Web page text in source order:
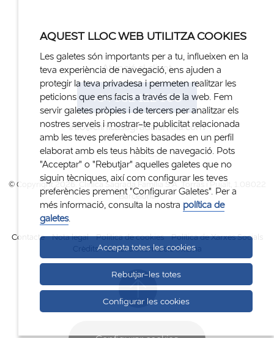
Atenció al client
+34 932 122 300
info@clinicasagradafamilia.com
© Copyright 2026. Clinica Sagrada Família S.A. Torras i Pujalt, 1.08022
Barcelona
Contacte Nota legal Politica de cookies
Política de Xarxes Socials
Crèdits
Canal d'informació interna
AQUEST LLOC WEB UTILITZA COOKIES
Les galetes són importants per a tu, influeixen en la
teva experiència de navegació, ens ajuden a
protegir la teva privadesa i permeten realitzar les
peticions que ens facis a través de la web. Fem
servir galetes pròpies i de tercers per analitzar els
nostres serveis i mostrar-te publicitat relacionada
amb les teves preferències basades en un perfil
elaborat amb els teus hàbits de navegació. Pots
"Acceptar" o "Rebutjar" aquelles galetes que no
siguin tècniques, així com configurar les teves
preferències prement "Configurar Galetes". Per a
més informació, consulta la nostra política de
galetes.
Accepta totes les cookies
Rebutjar-les totes
Configurar les cookies